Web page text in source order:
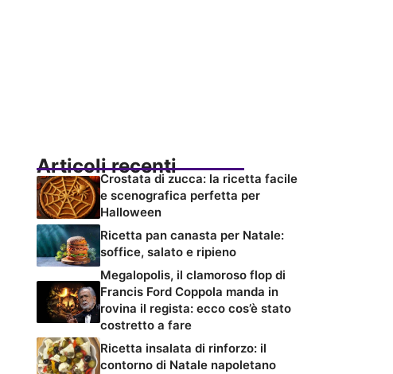
Articoli recenti
Crostata di zucca: la ricetta facile
e scenografica perfetta per
Halloween
Ricetta pan canasta per Natale:
soffice, salato e ripieno
Megalopolis, il clamoroso flop di
Francis Ford Coppola manda in
rovina il regista: ecco cos’è stato
costretto a fare
Ricetta insalata di rinforzo: il
contorno di Natale napoletano